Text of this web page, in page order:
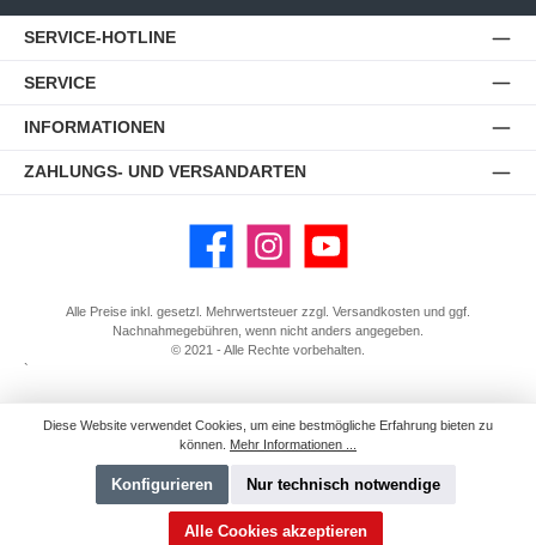
SERVICE-HOTLINE
SERVICE
INFORMATIONEN
ZAHLUNGS- UND VERSANDARTEN
Facebook Instagram YouTube
Alle Preise inkl. gesetzl. Mehrwertsteuer zzgl. Versandkosten und ggf.
Nachnahmegebühren, wenn nicht anders angegeben.
© 2021 - Alle Rechte vorbehalten.
`
Diese Website verwendet Cookies, um eine bestmögliche Erfahrung bieten zu
können. Mehr Informationen ...
Nur technisch notwendige
Konfigurieren
Alle Cookies akzeptieren